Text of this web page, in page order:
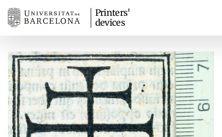
Printers'
devices